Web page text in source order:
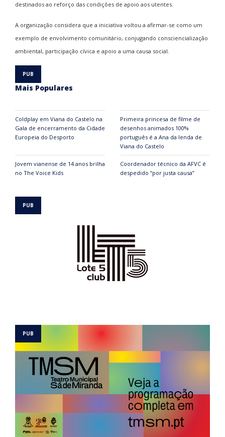
destinados ao reforço das condições de apoio aos utentes.
A organização considera que a iniciativa voltou a afirmar-se como um
exemplo de envolvimento comunitário, conjugando consciencialização
ambiental, participação cívica e apoio a uma causa social.
Mais Populares
Coldplay em Viana do Castelo na
Gala de encerramento da Cidade
Europeia do Desporto
Primeira princesa de filme de
desenhos animados 100%
português é a Ana da lenda de
Viana do Castelo
Jovem vianense de 14 anos brilha
no The Voice Kids
Coordenador técnico da AFVC é
despedido “por justa causa”